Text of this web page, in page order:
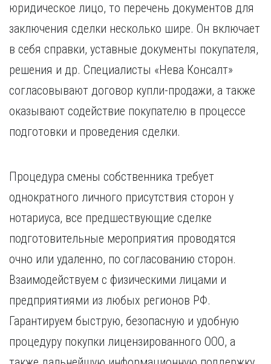
юридическое лицо, то перечень документов для
заключения сделки несколько шире. Он включает
в себя справки, уставные документы покупателя,
решения и др. Специалисты «Нева Консалт»
согласовывают договор купли-продажи, а также
оказывают содействие покупателю в процессе
подготовки и проведения сделки.
Процедура смены собственника требует
однократного личного присутствия сторон у
нотариуса, все предшествующие сделке
подготовительные мероприятия проводятся
очно или удаленно, по согласованию сторон.
Взаимодействуем с физическими лицами и
предприятиями из любых регионов РФ.
Гарантируем быструю, безопасную и удобную
процедуру покупки лицензированного ООО, а